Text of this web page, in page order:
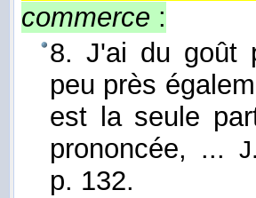
commerce :
8. J'ai du goût
peu près
est la seule
prononcée, ...
p. 132.